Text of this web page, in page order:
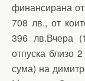
финансирана
708 лв., от
396 лв.Вчера
отпуска близо
сума) на